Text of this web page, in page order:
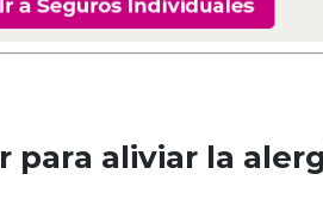
para aliviar la